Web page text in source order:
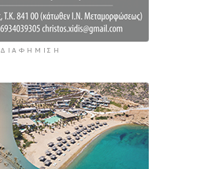
ΔΙΑΦΉΜΙΣΗ